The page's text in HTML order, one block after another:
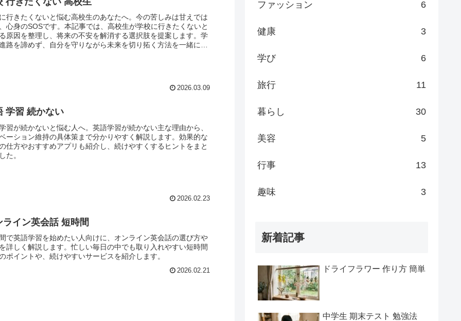
行きたくないと悩む高校生のあなたへ。今の苦しみは甘えでは
心身のSOSです。本記事では、高校生が学校に行きたくないと
原因を整理し、将来の不安を解消する選択肢を提案します。学
路を諦めず、自分を守りながら未来を切り拓く方法を一緒に見
2026.03.09
学習 続かない
習が続かないと悩む人へ。英語学習が続かない主な理由から、
ーション維持の具体策まで分かりやすく解説します。効果的な
仕方やおすすめアプリも紹介し、続けやすくするヒントをまと
た。
2026.02.23
ライン英会話 短時間
で英語学習を始めたい人向けに、オンライン英会話の選び方や
詳しく解説します。忙しい毎日の中でも取り入れやすい短時間
ポイントや、続けやすいサービスを紹介します。
2026.02.21
ファッション 6
健康 3
学び 6
旅行 11
暮らし 30
美容 5
行事 13
趣味 3
新着記事
ドライフラワー 作り方 簡単
中学生 期末テスト 勉強法